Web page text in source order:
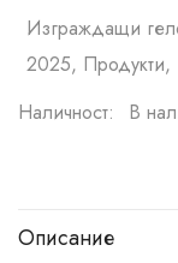
Изграждащи
2025, Продукти,
Наличност:
В
Описание